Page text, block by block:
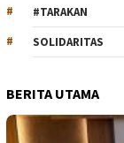
#TARAKAN
SOLIDARITAS
BERITA UTAMA